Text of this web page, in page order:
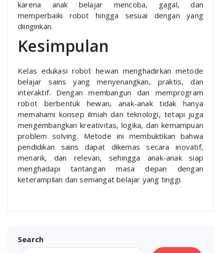
karena anak belajar mencoba, gagal, dan
memperbaiki robot hingga sesuai dengan yang
diinginkan.
Kesimpulan
Kelas edukasi robot hewan menghadirkan metode
belajar sains yang menyenangkan, praktis, dan
interaktif. Dengan membangun dan memprogram
robot berbentuk hewan, anak-anak tidak hanya
memahami konsep ilmiah dan teknologi, tetapi juga
mengembangkan kreativitas, logika, dan kemampuan
problem solving. Metode ini membuktikan bahwa
pendidikan sains dapat dikemas secara inovatif,
menarik, dan relevan, sehingga anak-anak siap
menghadapi tantangan masa depan dengan
keterampilan dan semangat belajar yang tinggi.
Search